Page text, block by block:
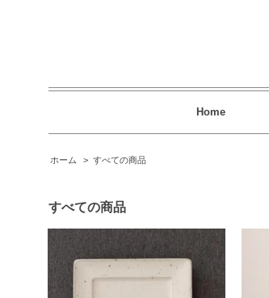
Home
ホーム > すべての商品
すべての商品